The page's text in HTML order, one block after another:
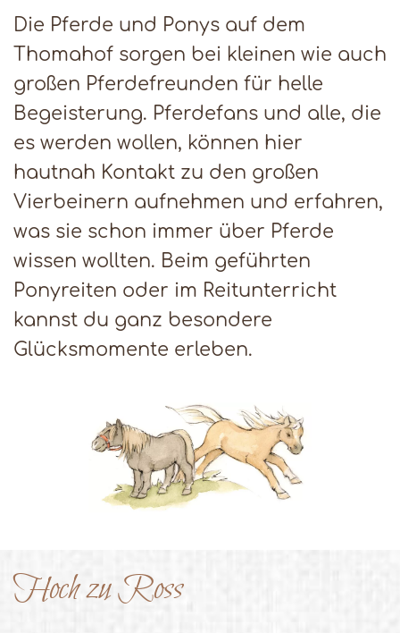
Die Pferde und Ponys auf dem
Thomahof sorgen bei kleinen wie auch
großen Pferdefreunden für helle
Begeisterung. Pferdefans und alle, die
es werden wollen, können hier
hautnah Kontakt zu den großen
Vierbeinern aufnehmen und erfahren,
was sie schon immer über Pferde
wissen wollten. Beim geführten
Ponyreiten oder im Reitunterricht
kannst du ganz besondere
Glücksmomente erleben.
Hoch zu Ross